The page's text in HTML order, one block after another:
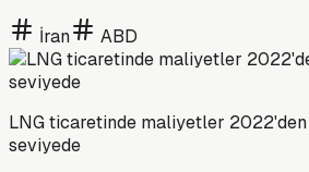
İran ABD
LNG ticaretinde maliyetler
seviyede